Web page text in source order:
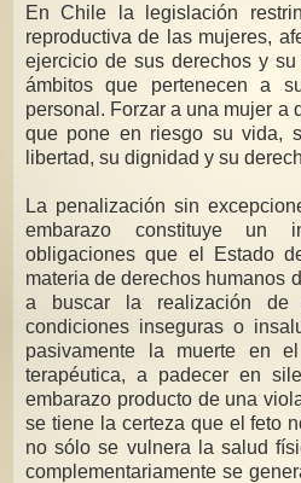
En Chile la legislación
reproductiva de las mujeres,
ejercicio de sus derechos y
ámbitos que pertenecen a
personal. Forzar a una mujer a
que pone en riesgo su vida,
libertad, su dignidad y su
La penalización sin
embarazo constituye un
obligaciones que el Estado
materia de derechos humanos
a buscar la realización de
condiciones inseguras o
pasivamente la muerte en
terapéutica, a padecer en
embarazo producto de una
se tiene la certeza que el feto
no sólo se vulnera la salud
complementariamente se